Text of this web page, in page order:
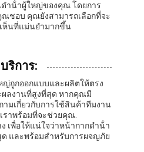
าน้ําผู้ใหญ่ของคุณ โดยการ
ชอบ คุณยังสามารถเลือกที่จะ
ห็นที่แม่นยํามากขึ้น
ริการ:
ถูกออกแบบและผลิตให้ตรง
ลงานที่สูงที่สุด หากคุณมี
มเกี่ยวกับการใช้สินค้าทีมงาน
ราพร้อมที่จะช่วยคุณ.
เพื่อให้แน่ใจว่าหน้ากากดําน้ํา
และพร้อมสําหรับการผจญภัย